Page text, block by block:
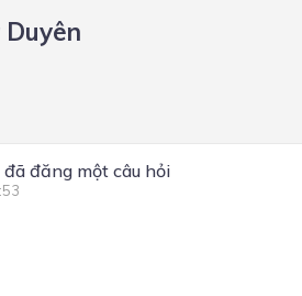
đã đăng một câu hỏi